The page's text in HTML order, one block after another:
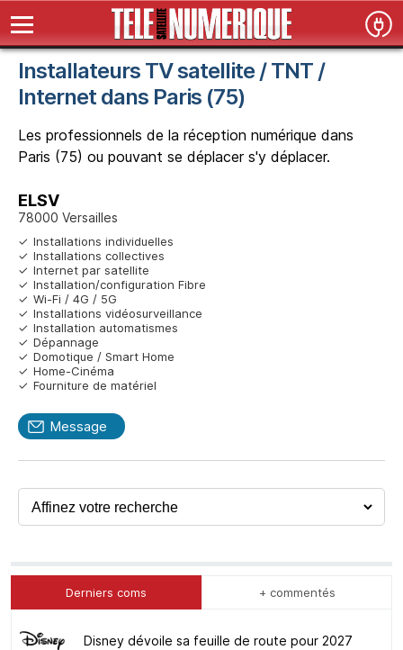
Installateurs TV satellite / TNT /
Internet dans Paris (75)
Les professionnels de la réception numérique dans
Paris (75) ou pouvant se déplacer s'y déplacer.
ELSV
78000 Versailles
Installations individuelles
Installations collectives
Internet par satellite
Installation/configuration Fibre
Wi-Fi / 4G / 5G
Installations vidéosurveillance
Installation automatismes
Dépannage
Domotique / Smart Home
Home-Cinéma
Fourniture de matériel
Message
Derniers coms + commentés
Disney dévoile sa feuille de route pour 2027